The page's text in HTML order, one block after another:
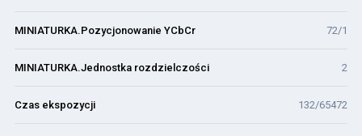
MINIATURKA.Pozycjonowanie YCbCr 72/1
MINIATURKA.Jednostka rozdzielczości 2
Czas ekspozycji 132/65472